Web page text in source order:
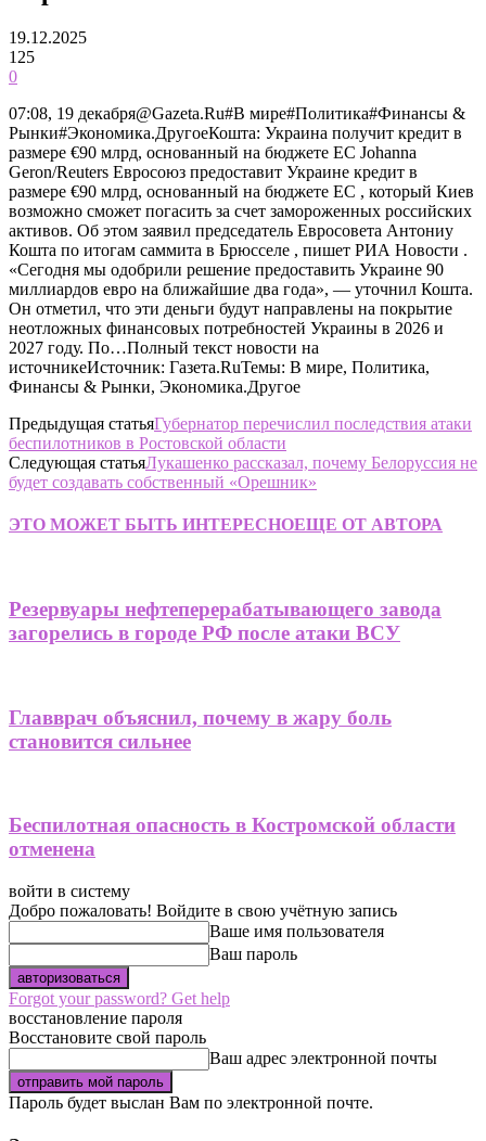
19.12.2025
125
0
07:08, 19 декабря@Gazeta.Ru#В мире#Политика#Финансы &
Рынки#Экономика.ДругоеКошта: Украина получит кредит в
размере €90 млрд, основанный на бюджете ЕС Johanna
Geron/Reuters Евросоюз предоставит Украине кредит в
размере €90 млрд, основанный на бюджете ЕС , который Киев
возможно сможет погасить за счет замороженных российских
активов. Об этом заявил председатель Евросовета Антониу
Кошта по итогам саммита в Брюсселе , пишет РИА Новости .
«Сегодня мы одобрили решение предоставить Украине 90
миллиардов евро на ближайшие два года», — уточнил Кошта.
Он отметил, что эти деньги будут направлены на покрытие
неотложных финансовых потребностей Украины в 2026 и
2027 году. По…Полный текст новости на
источникеИсточник: Газета.RuТемы: В мире, Политика,
Финансы & Рынки, Экономика.Другое
Предыдущая статьяГубернатор перечислил последствия атаки
беспилотников в Ростовской области
Следующая статьяЛукашенко рассказал, почему Белоруссия не
будет создавать собственный «Орешник»
ЭТО МОЖЕТ БЫТЬ ИНТЕРЕСНОЕЩЕ ОТ АВТОРА
Резервуары нефтеперерабатывающего завода
загорелись в городе РФ после атаки ВСУ
Главврач объяснил, почему в жару боль
становится сильнее
Беспилотная опасность в Костромской области
отменена
войти в систему
Добро пожаловать! Войдите в свою учётную запись
Ваше имя пользователя
Ваш пароль
Forgot your password? Get help
восстановление пароля
Восстановите свой пароль
Ваш адрес электронной почты
Пароль будет выслан Вам по электронной почте.